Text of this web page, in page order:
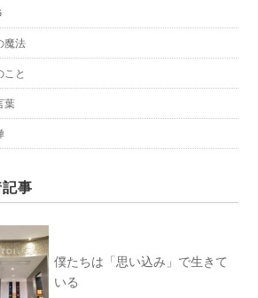
魔法
こと
葉
事
僕たちは「思い込み」で生きて
いる